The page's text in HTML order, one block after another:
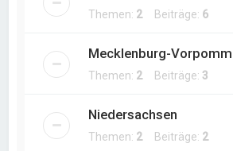
Themen: 2Beiträge: 6
Mecklenburg-
Themen: 2Beiträge: 3
Niedersachsen
Themen: 2Beiträge: 2